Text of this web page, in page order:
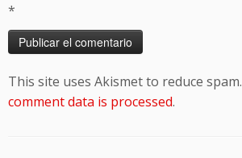
*
This site uses Akismet to reduce spam.
comment data is processed.